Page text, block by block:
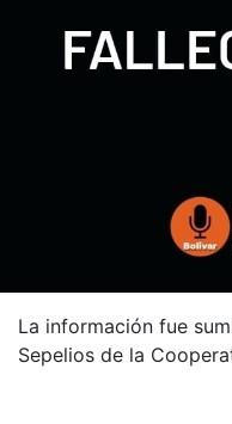
La información fue
Sepelios de la